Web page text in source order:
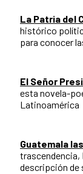
La Patria del
histórico
para conocer
El Señor
esta novela-
Latinoamérica
Guatemala
trascendencia,
descripción de